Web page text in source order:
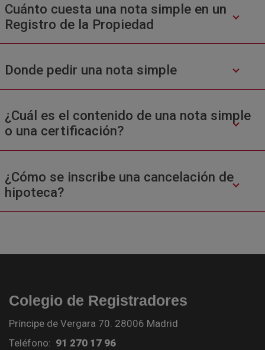
Cuánto cuesta una nota simple en un
Registro de la Propiedad
Donde pedir una nota simple
¿Cuál es el contenido de una nota simple
o una certificación?
¿Cómo se inscribe una cancelación de
hipoteca?
Colegio de Registradores
Príncipe de Vergara 70. 28006 Madrid
Teléfono: 91 270 17 96